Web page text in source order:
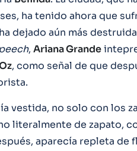
ha tenido ahora que
dejado aún más
, Ariana Grande
, como señal de que
vestida, no solo con los
literalmente de zapato,
aparecía repleta de